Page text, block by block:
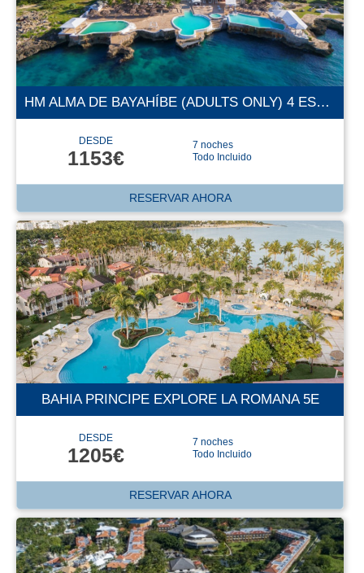
HM ALMA DE BAYAHÍBE (ADULTS ONLY) 4 ESTRELLAS
DESDE
1153€
7 noches
Todo Incluido
RESERVAR AHORA
BAHIA PRINCIPE EXPLORE LA ROMANA 5E
DESDE
1205€
7 noches
Todo Incluido
RESERVAR AHORA